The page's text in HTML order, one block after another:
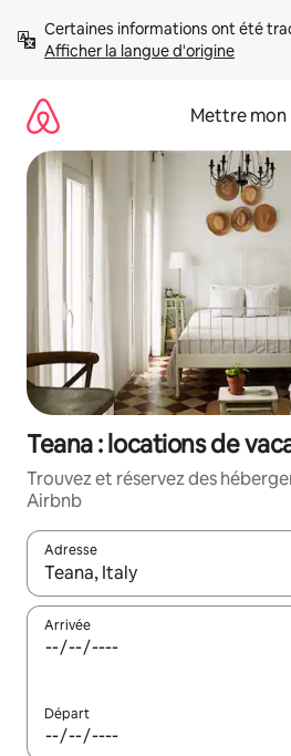
directement
Afficher la langue d'origine
Mettre mon
Teana : locations de
Trouvez et réservez des
Airbnb
Adresse
Lorsque les résultats s'affichent,
Arrivée
Départ